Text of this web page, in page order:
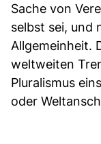
Sache von
selbst sei, und
Allgemeinheit.
weltweiten
Pluralismus
oder